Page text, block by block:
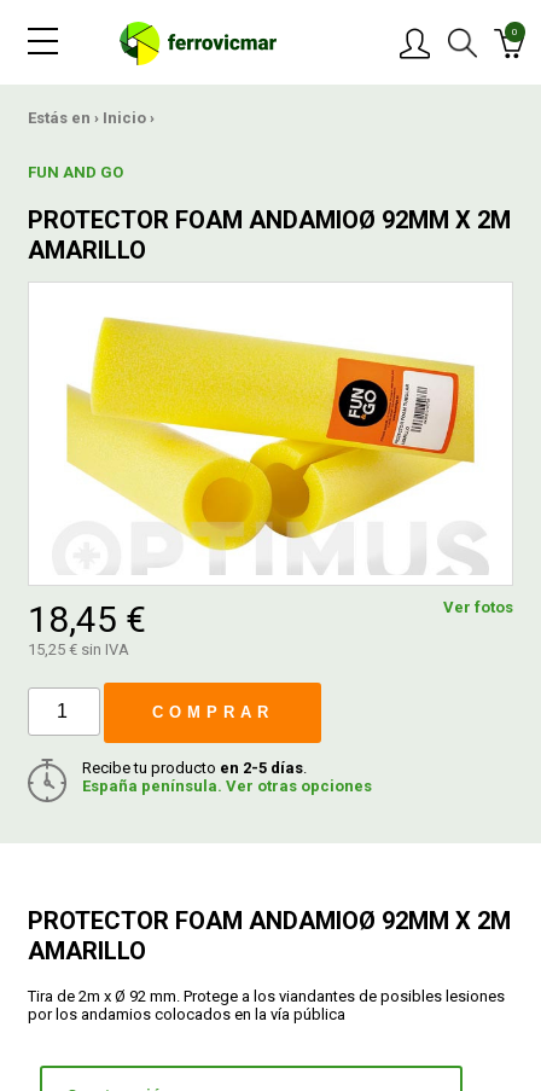
0
Estás en › Inicio ›
FUN AND GO
PROTECTOR FOAM ANDAMIOØ 92MM X 2M
AMARILLO
Ver fotos
18,45 €
15,25 € sin IVA
COMPRAR
Recibe tu producto en 2-5 días.
España península. Ver otras opciones
PROTECTOR FOAM ANDAMIOØ 92MM X 2M
AMARILLO
Tira de 2m x Ø 92 mm. Protege a los viandantes de posibles lesiones
por los andamios colocados en la vía pública
NOVEDADES
BLOG
CONTACTAR
DESPIECE
CATÁLOGOS
GUÍAS
ENVÍOS
DEVOLUCIONES
FORMAS DE PAGO